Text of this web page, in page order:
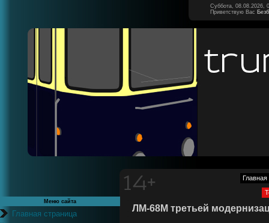
Суббота, 08.08.2026,
Приветствую Вас
Главная
Меню сайта
Главная страница
ЛМ-68М третьей